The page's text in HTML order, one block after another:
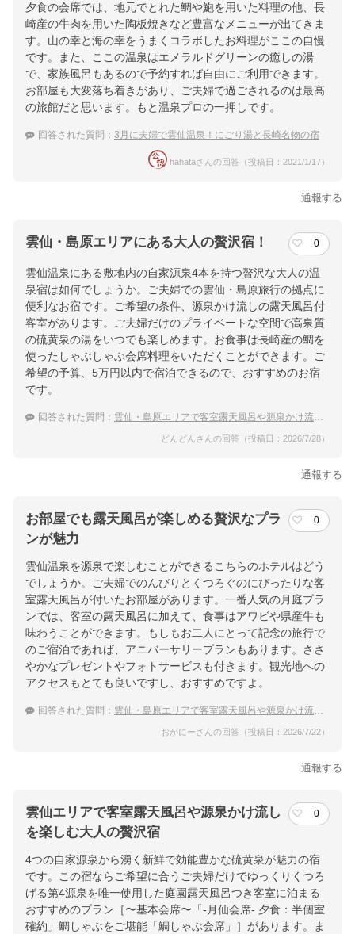
夕食の会席では、地元でとれた鯛や鮑を用いた料理の他、長
崎産の牛肉を用いた陶板焼きなど豊富なメニューが出てきま
す。山の幸と海の幸をうまくコラボしたお料理がここの自慢
です。また、ここの温泉はエメラルドグリーンの癒しの湯
で、家族風呂もあるので予約すれば自由にご利用できます。
お部屋も大変落ち着きがあり、ご夫婦で過ごされるのは最高
の旅館だと思います。もと温泉プロの一押しです。
回答された質問： 3月に夫婦で雲仙温泉！にごり湯と長崎名物の宿
hahataさんの回答（投稿日：2021/1/17）
通報する
雲仙・島原エリアにある大人の贅沢宿！ 0
雲仙温泉にある敷地内の自家源泉4本を持つ贅沢な大人の温
泉宿は如何でしょうか。ご夫婦での雲仙・島原旅行の拠点に
便利なお宿です。ご希望の条件、源泉かけ流しの露天風呂付
客室があります。ご夫婦だけのプライベートな空間で高泉質
の硫黄泉の湯をいつでも楽しめます。お食事は長崎産の鯛を
使ったしゃぶしゃぶ会席料理をいただくことができます。ご
希望の予算、5万円以内で宿泊できるので、おすすめのお宿
です。
回答された質問： 雲仙・島原エリアで客室露天風呂や源泉かけ流しを楽しむ大人の贅沢宿
どんどんさんの回答（投稿日：2026/7/28）
通報する
お部屋でも露天風呂が楽しめる贅沢なプラ
ンが魅力
0
雲仙温泉を源泉で楽しむことができるこちらのホテルはどう
でしょうか。ご夫婦でのんびりとくつろぐのにぴったりな客
室露天風呂が付いたお部屋があります。一番人気の月庭プラ
ンでは、客室の露天風呂に加えて、食事はアワビや県産牛も
味わうことができます。もしもお二人にとって記念の旅行で
のご宿泊であれば、アニバーサリープランもあります。ささ
やかなプレゼントやフォトサービスも付きます。観光地への
アクセスもとても良いですし、おすすめですよ。
回答された質問： 雲仙・島原エリアで客室露天風呂や源泉かけ流しを楽しむ大人の贅沢宿
おがにーさんの回答（投稿日：2026/7/22）
通報する
雲仙エリアで客室露天風呂や源泉かけ流し
を楽しむ大人の贅沢宿
0
4つの自家源泉から湧く新鮮で効能豊かな硫黄泉が魅力の宿
です。この宿ならご希望に合うご夫婦だけでゆっくりくつろ
げる第4源泉を唯一使用した庭園露天風呂つき客室に泊まる
おすすめのプラン［〜基本会席〜「-月仙会席- 夕食：半個室
確約」鯛しゃぶをご堪能「鯛しゃぶ会席」］があります。ま